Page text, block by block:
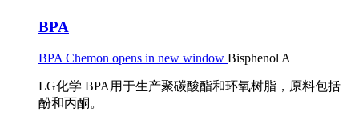
BPA
BPA Chemon opens in new window Bisphenol A
LG化学 BPA用于生产聚碳酸酯和环氧树脂，原料包括
酚和丙酮。